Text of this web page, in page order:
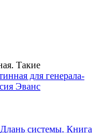
Такие
для генерала-
Эванс
Длань системы. Книга